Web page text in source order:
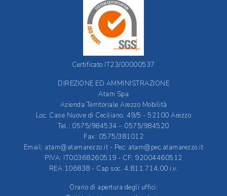
Certificato IT23/00000537
DIREZIONE ED AMMINISTRAZIONE
Atam Spa
Azienda Territoriale Arezzo Mobilità
Loc. Case Nuove di Ceciliano, 49/5 - 52100 Arezzo
Tel.: 0575/984534 – 0575/984520
Fax: 0575/381012
Email: atam@atamarezzo.it - Pec: atam@pec.atamarezzo.it
PIVA: IT00368260519 - CF: 92004460512
REA 106838 - Cap soc. 4.811.714,00 i.v.
Orario di apertura degli uffici: